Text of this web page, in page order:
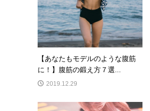
【あなたもモデルのような腹筋
に！】腹筋の鍛え方７選...
2019.12.29